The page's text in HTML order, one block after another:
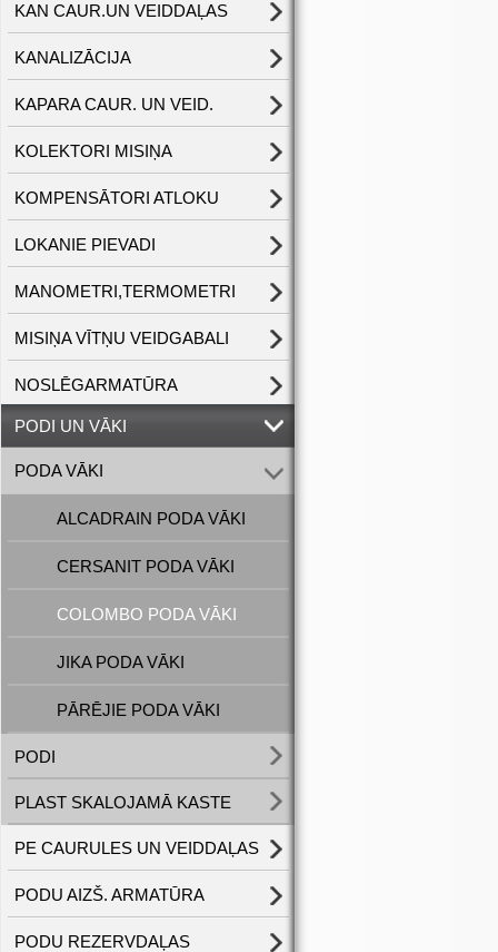
KAN CAUR.UN VEIDDAĻAS
KANALIZĀCIJA
KAPARA CAUR. UN VEID.
KOLEKTORI MISIŅA
KOMPENSĀTORI ATLOKU
LOKANIE PIEVADI
MANOMETRI,TERMOMETRI
MISIŅA VĪTŅU VEIDGABALI
NOSLĒGARMATŪRA
PODI UN VĀKI
PODA VĀKI
ALCADRAIN PODA VĀKI
CERSANIT PODA VĀKI
COLOMBO PODA VĀKI
JIKA PODA VĀKI
PĀRĒJIE PODA VĀKI
PODI
PLAST SKALOJAMĀ KASTE
PE CAURULES UN VEIDDAĻAS
PODU AIZŠ. ARMATŪRA
PODU REZERVDAĻAS